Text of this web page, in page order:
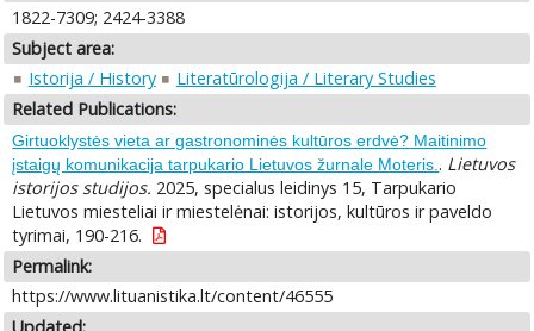
1822-7309; 2424-3388
Subject area:
Istorija / History
Literatūrologija / Literary Studies
Related Publications:
Girtuoklystės vieta ar gastronominės kultūros erdvė? Maitinimo
įstaigų komunikacija tarpukario Lietuvos žurnale Moteris. . Lietuvos
istorijos studijos. 2025, specialus leidinys 15, Tarpukario
Lietuvos miesteliai ir miestelėnai: istorijos, kultūros ir paveldo
tyrimai, 190-216.
Permalink:
https://www.lituanistika.lt/content/46555